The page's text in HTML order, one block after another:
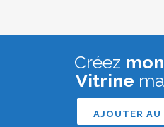
Créez
Vitrine
AJOUTER AU